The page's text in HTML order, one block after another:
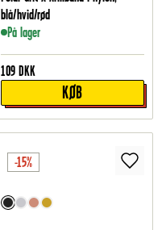
blå/hvid/rød
På lager
109 DKK
KØB
-15%